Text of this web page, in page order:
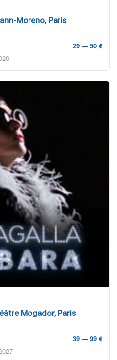
Moreno, Paris
29 — 50 €
Mogador, Paris
39 — 99 €